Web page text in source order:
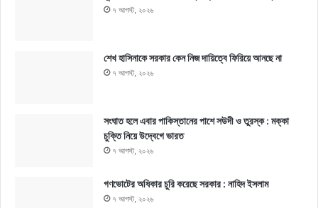
৭ আগস্ট, ২০২৬
শেখ হাসিনাকে সরকার কেন নিজ দায়িত্বে ফিরিয়ে আনছে না
৭ আগস্ট, ২০২৬
সংঘাত হলে এবার পাকিস্তানের পাশে সউদী ও তুরস্ক : মক্কা
চুক্তি নিয়ে উদ্বেগে ভারত
৭ আগস্ট, ২০২৬
গণভোটের অধিকার চুরি করেছে সরকার : নাহিদ ইসলাম
৭ আগস্ট, ২০২৬